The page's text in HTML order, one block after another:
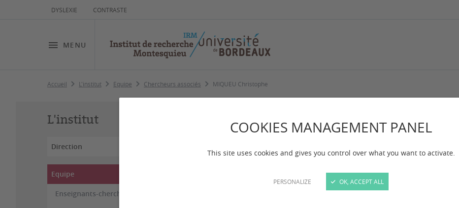
COOKIES MANAGEMENT PANEL
This site uses cookies and gives you control over what you want to activate.
PERSONALIZE OK, ACCEPT ALL
DYSLEXIE CONTRASTE
MENU
Accueil L'institut Equipe Chercheurs associés MIQUEU Christophe
L'institut
Direction
Equipe
Enseignants-chercheurs
Professeur des Universités
Membre de l’EA 4574 SPH